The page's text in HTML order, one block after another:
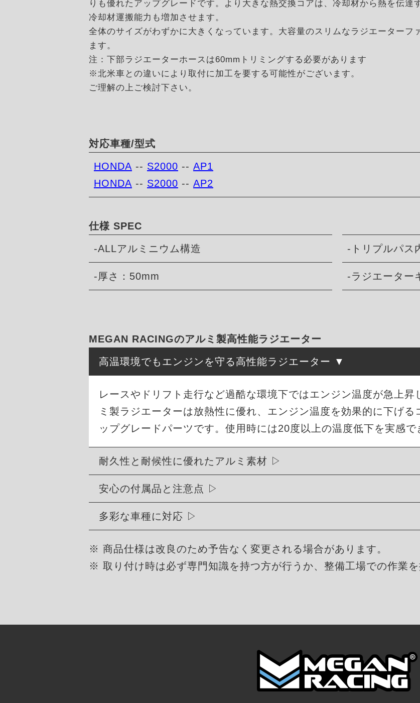
りも優れたアップグレードです。より大きな熱交換コアは、冷却材から熱を伝達
冷却材運搬能力も増加させます。
全体のサイズがわずかに大きくなっています。大容量のスリムなラジエーターフ
ます。
注：下部ラジエーターホースは60mmトリミングする必要があります
※北米車との違いにより取付に加工を要する可能性がございます。
ご理解の上ご検討下さい。
対応車種/型式
HONDA -- S2000 -- AP1
HONDA -- S2000 -- AP2
仕様 SPEC
-ALLアルミニウム構造 -トリプルパス
-厚さ：50mm -ラジエーター
MEGAN RACINGのアルミ製高性能ラジエーター
高温環境でもエンジンを守る高性能ラジエーター
レースやドリフト走行など過酷な環境下ではエンジン温度が急上
ミ製ラジエーターは放熱性に優れ、エンジン温度を効果的に下げ
ップグレードパーツです。使用時には20度以上の温度低下を実感で
耐久性と耐候性に優れたアルミ素材
安心の付属品と注意点
多彩な車種に対応
※ 商品仕様は改良のため予告なく変更される場合があります。
※ 取り付け時は必ず専門知識を持つ方が行うか、整備工場での作業を